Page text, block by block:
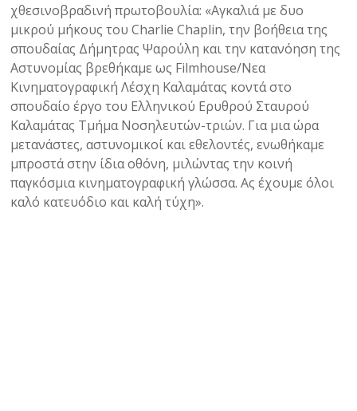
χθεσινοβραδινή πρωτοβουλία: «Αγκαλιά με δυο
μικρού μήκους του Charlie Chaplin, την βοήθεια της
σπουδαίας Δήμητρας Ψαρούλη και την κατανόηση της
Αστυνομίας βρεθήκαμε ως Filmhouse/Νεα
Κινηματογραφική Λέσχη Καλαμάτας κοντά στο
σπουδαίο έργο του Ελληνικού Ερυθρού Σταυρού
Καλαμάτας Τμήμα Νοσηλευτών-τριών. Για μια ώρα
μετανάστες, αστυνομικοί και εθελοντές, ενωθήκαμε
μπροστά στην ίδια οθόνη, μιλώντας την κοινή
παγκόσμια κινηματογραφική γλώσσα. Ας έχουμε όλοι
καλό κατευόδιο και καλή τύχη».